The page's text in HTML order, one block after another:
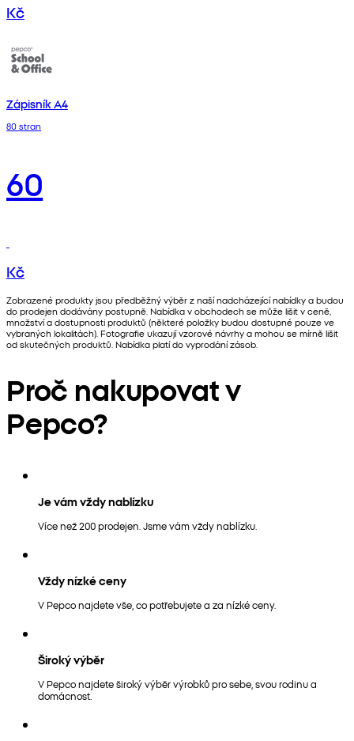
Kč
Zápisník A4
80 stran
60
Kč
Zobrazené produkty jsou předběžný výběr z naší nadcházející nabídky a budou
do prodejen dodávány postupně. Nabídka v obchodech se může lišit v ceně,
množství a dostupnosti produktů (některé položky budou dostupné pouze ve
vybraných lokalitách). Fotografie ukazují vzorové návrhy a mohou se mírně lišit
od skutečných produktů. Nabídka platí do vyprodání zásob.
Proč nakupovat v
Pepco?
Je vám vždy nablízku
Více než 200 prodejen. Jsme vám vždy nablízku.
Vždy nízké ceny
V Pepco najdete vše, co potřebujete a za nízké ceny.
Široký výběr
V Pepco najdete široký výběr výrobků pro sebe, svou rodinu a
domácnost.